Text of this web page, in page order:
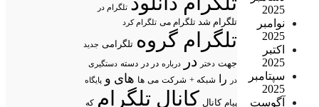
2025
نوامبر
2025
اکتبر
2025
سپتامبر
2025
آگوست
تلگرام در
تلگرام شد تلگرام می تلگرام کرد
تلگرام گروه تلگرامی جدید
جهت دختر در درباره در در دسته دستگیری
در
را شبکه + شرکت می ها های و پایگاه
پیام کانال کانال تلگرام که